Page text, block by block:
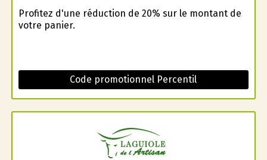
Profitez d'une réduction de 20% sur le montant de
votre panier.
Code promotionnel Percentil